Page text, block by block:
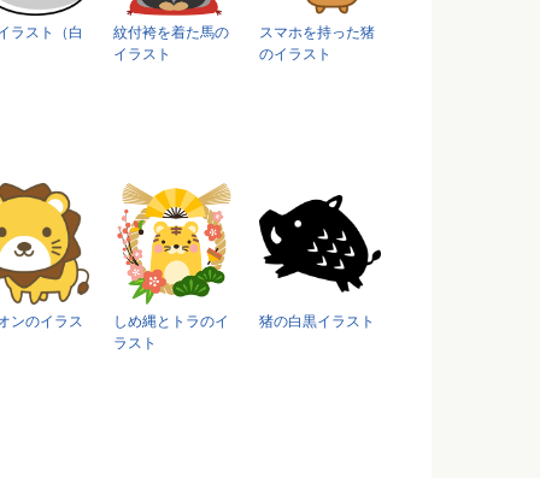
ラスト（白
紋付袴を着た馬の
イラスト
スマホを持った猪
のイラスト
ンのイラス
しめ縄とトラのイ
ラスト
猪の白黒イラスト